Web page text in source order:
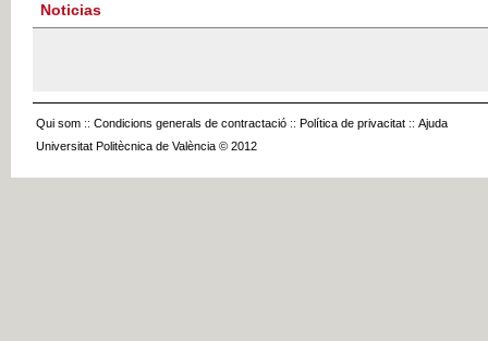
Noticias
Qui som :: Condicions generals de contractació :: Política de privacitat :: Ajuda
Universitat Politècnica de València © 2012